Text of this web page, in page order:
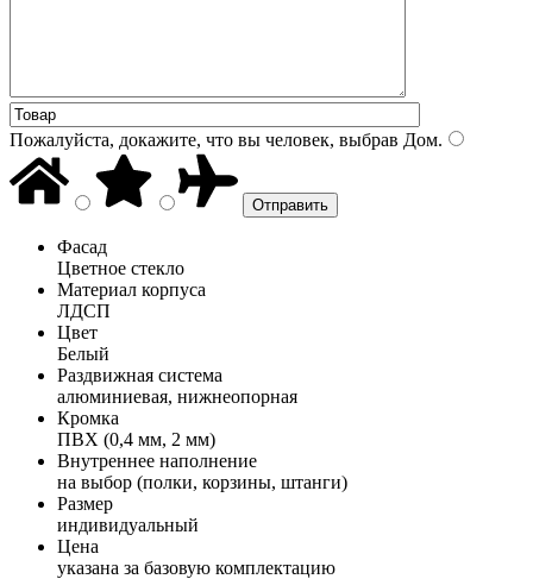
Пожалуйста, докажите, что вы человек, выбрав Дом.
Фасад
Цветное стекло
Материал корпуса
ЛДСП
Цвет
Белый
Раздвижная система
алюминиевая, нижнеопорная
Кромка
ПВХ (0,4 мм, 2 мм)
Внутреннее наполнение
на выбор (полки, корзины, штанги)
Размер
индивидуальный
Цена
указана за базовую комплектацию